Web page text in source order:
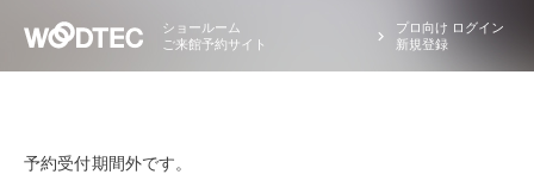
ショールーム
ご来館予約サイト
プロ向け ログイン
新規登録
予約受付期間外です。